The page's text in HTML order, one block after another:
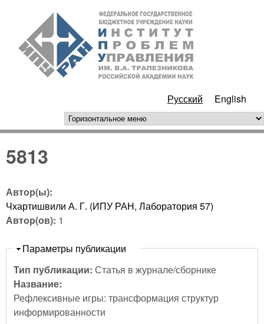
Перейти к основному
содержанию
РАН
Русский English
горизонтальное меню
5813
Автор(ы):
Чхартишвили А. Г. (ИПУ РАН, Лаборатория 57)
Автор(ов): 1
Скрыть
Параметры публикации
Тип публикации: Статья в журнале/сборнике
Название:
Рефлексивные игры: трансформация структур
информированности